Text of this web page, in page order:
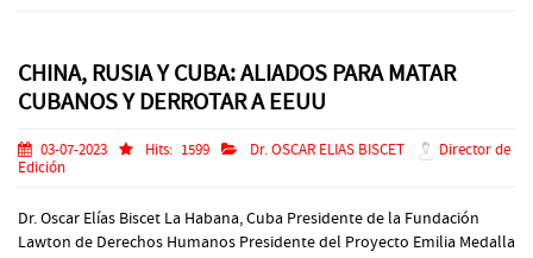
CHINA, RUSIA Y CUBA: ALIADOS PARA MATAR
CUBANOS Y DERROTAR A EEUU
03-07-2023 Hits: 1599 Dr. OSCAR ELIAS BISCET
Director de
Edición
Dr. Oscar Elías Biscet La Habana, Cuba Presidente de la Fundación
Lawton de Derechos Humanos Presidente del Proyecto Emilia Medalla